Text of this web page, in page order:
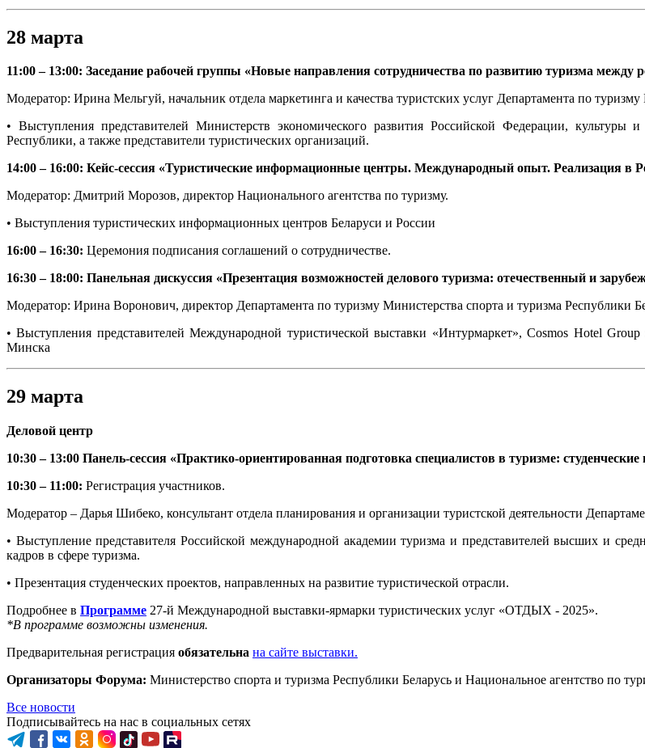
28 марта
11:00 – 13:00: Заседание рабочей группы «Новые направления сотрудничества по развитию туризма
Модератор: Ирина Мельгуй, начальник отдела маркетинга и качества туристских услуг Департамента по
• Выступления представителей Министерств экономического развития Российской Федерации, культуры
Республики, а также представители туристических организаций.
14:00 – 16:00: Кейс-сессия «Туристические информационные центры. Международный опыт. Реализация в
Модератор: Дмитрий Морозов, директор Национального агентства по туризму.
• Выступления туристических информационных центров Беларуси и России
16:00 – 16:30: Церемония подписания соглашений о сотрудничестве.
16:30 – 18:00: Панельная дискуссия «Презентация возможностей делового туризма: отечественный и
Модератор: Ирина Воронович, директор Департамента по туризму Министерства спорта и туризма Республики
• Выступления представителей Международной туристической выставки «Интурмаркет», Cosmos Hotel
Минска
29 марта
Деловой центр
10:30 – 13:00 Панель-сессия «Практико-ориентированная подготовка специалистов в туризме:
10:30 – 11:00: Регистрация участников.
Модератор – Дарья Шибеко, консультант отдела планирования и организации туристской деятельности
• Выступление представителя Российской международной академии туризма и представителей высших и
кадров в сфере туризма.
• Презентация студенческих проектов, направленных на развитие туристической отрасли.
Подробнее в Программе 27-й Международной выставки-ярмарки туристических услуг «ОТДЫХ - 2025».
*В программе возможны изменения.
Предварительная регистрация обязательна на сайте выставки.
Организаторы Форума: Министерство спорта и туризма Республики Беларусь и Национальное агентство по
Все новости
Подписывайтесь на нас в социальных сетях